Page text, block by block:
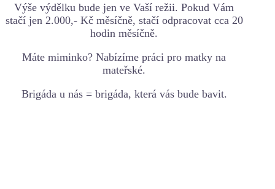
Výše výdělku bude jen ve Vaší režii. Pokud Vám
stačí jen 2.000,- Kč měsíčně, stačí odpracovat cca 20
hodin měsíčně.
Máte miminko? Nabízíme práci pro matky na
mateřské.
Brigáda u nás = brigáda, která vás bude bavit.